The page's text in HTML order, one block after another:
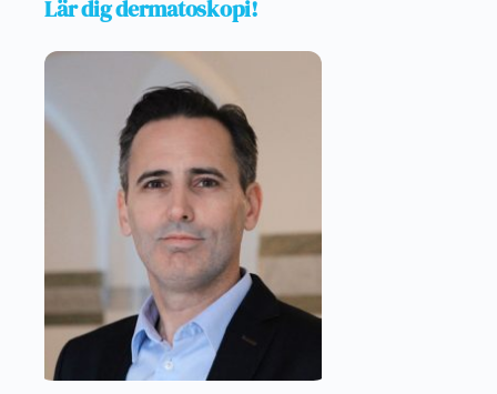
Lär dig dermatoskopi!